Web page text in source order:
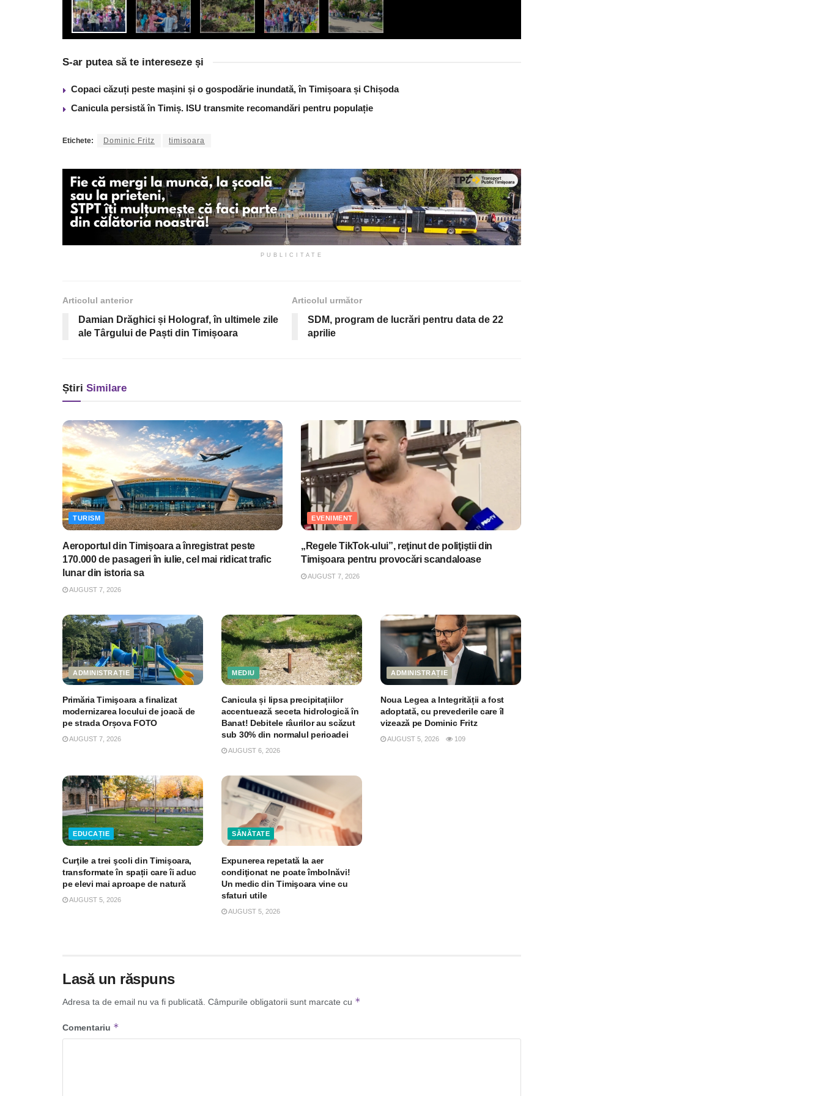
S-ar putea să te intereseze și
Copaci căzuți peste mașini și o gospodărie inundată, în Timișoara și Chișoda
Canicula persistă în Timiș. ISU transmite recomandări pentru populație
Etichete: Dominic Fritz timisoara
PUBLICITATE
Articolul anterior
Damian Drăghici și Holograf, în ultimele zile
ale Târgului de Paști din Timișoara
Articolul următor
SDM, program de lucrări pentru data de 22
aprilie
Știri Similare
TURISM
Aeroportul din Timișoara a înregistrat peste
170.000 de pasageri în iulie, cel mai ridicat trafic
lunar din istoria sa
AUGUST 7, 2026
EVENIMENT
„Regele TikTok-ului”, reţinut de poliţiştii din
Timişoara pentru provocări scandaloase
AUGUST 7, 2026
ADMINISTRAȚIE
Primăria Timişoara a finalizat
modernizarea locului de joacă de
pe strada Orșova FOTO
AUGUST 7, 2026
MEDIU
Canicula și lipsa precipitațiilor
accentuează seceta hidrologică în
Banat! Debitele râurilor au scăzut
sub 30% din normalul perioadei
AUGUST 6, 2026
ADMINISTRAȚIE
Noua Legea a Integrității a fost
adoptată, cu prevederile care îl
vizează pe Dominic Fritz
AUGUST 5, 2026 109
EDUCAȚIE
Curţile a trei şcoli din Timişoara,
transformate în spații care îi aduc
pe elevi mai aproape de natură
AUGUST 5, 2026
SĂNĂTATE
Expunerea repetată la aer
condiţionat ne poate îmbolnăvi!
Un medic din Timişoara vine cu
sfaturi utile
AUGUST 5, 2026
Lasă un răspuns
Adresa ta de email nu va fi publicată. Câmpurile obligatorii sunt marcate cu *
Comentariu *